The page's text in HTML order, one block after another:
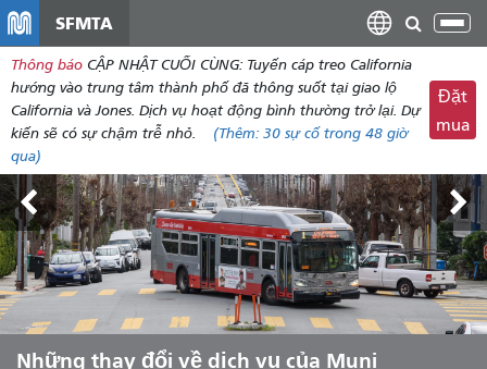
dung
SFMTA
Thông báo CẬP NHẬT CUỐI CÙNG: Tuyến cáp treo California
hướng vào trung tâm thành phố đã thông suốt tại giao lộ
California và Jones. Dịch vụ hoạt động bình thường trở lại. Dự
kiến ​​sẽ có sự chậm trễ nhỏ.
(Thêm: 30 sự cố trong 48 giờ
qua)
Đặt
mua
Triển lãm Outside Lands, ngày 7-9
Những thay đổi về dịch vụ của Muni
Hãy để Muni đưa bạn trải nghiệm
Thu hẹp khoảng cách ngân sách để